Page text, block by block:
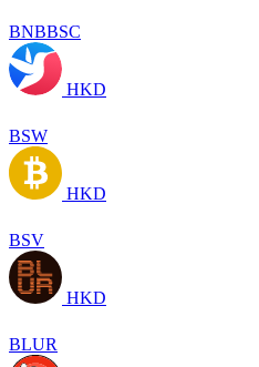
BNBBSC
HKD
BSW
HKD
BSV
HKD
BLUR